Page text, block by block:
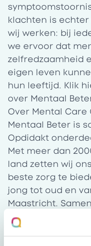
klachten is
wij werken: bij
we ervoor dat
zelfredzaamheid
eigen leven
hun leeftijd. Klik
over Mentaal
Over Mental Care
Mentaal Beter is
Opdidakt
Met meer dan
land zetten wij
beste zorg te
jong tot oud en
Maastricht.
mentaal gezond,
Nederland. Meer